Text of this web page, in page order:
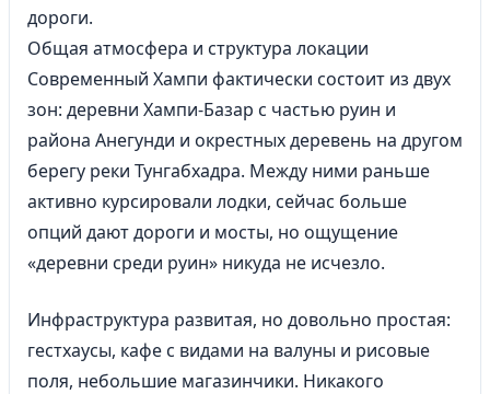
дороги.
Общая атмосфера и структура локации
Современный Хампи фактически состоит из двух
зон: деревни Хампи-Базар с частью руин и
района Анегунди и окрестных деревень на другом
берегу реки Тунгабхадра. Между ними раньше
активно курсировали лодки, сейчас больше
опций дают дороги и мосты, но ощущение
«деревни среди руин» никуда не исчезло.
Инфраструктура развитая, но довольно простая:
гестхаусы, кафе с видами на валуны и рисовые
поля, небольшие магазинчики. Никакого